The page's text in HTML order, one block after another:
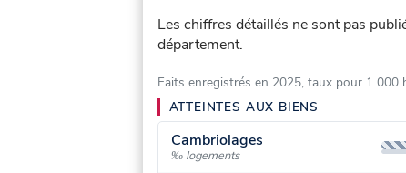
Les chiffres détaillés ne sont pas
département.
Faits enregistrés en 2025, taux pour 1 000
ATTEINTES AUX BIENS
Cambriolages
‰ logements